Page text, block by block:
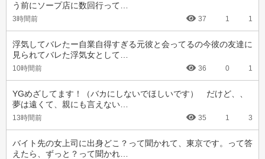
う前にソープ店に数回行って…
3時間前 37 1 1
浮気してバレたー自業自得すぎる元彼と会ってるの今彼の友達に
見られてバレた浮気女として…
10時間前 36 0 1
YGめざしてます！（バカにしないでほしいです）　だけど、、
夢は遠くて、親にも言えない…
13時間前 35 1 3
バイト先の女上司に出身どこ？って聞かれて、東京です。って答
えたら、ずっと？って聞かれ…